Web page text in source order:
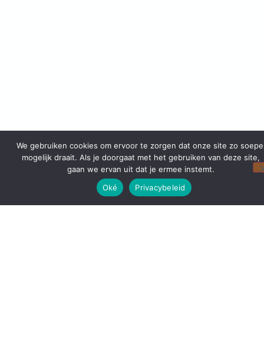
We gebruiken cookies om ervoor te zorgen dat onze site zo
mogelijk draait. Als je doorgaat met het gebruiken van deze site,
gaan we ervan uit dat je ermee instemt.
Oké
Privacybeleid